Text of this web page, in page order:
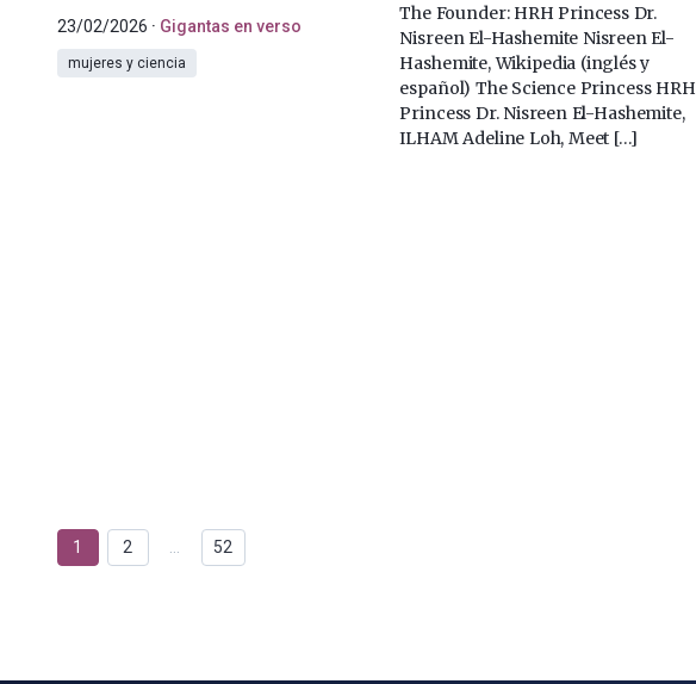
23/02/2026 Gigantas en verso
mujeres y ciencia
The Founder: HRH Princess Dr.
Nisreen El-Hashemite Nisreen El-
Hashemite, Wikipedia (inglés y
español) The Science Princess HRH
Princess Dr. Nisreen El-Hashemite,
ILHAM Adeline Loh, Meet […]
1 2 … 52